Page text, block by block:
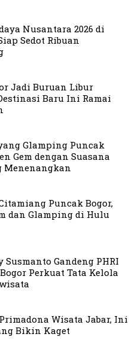
Nusantara 2026 di
Sedot Ribuan
Jadi Buruan Libur
Baru Ini Ramai
Glamping Puncak
Gem dengan Suasana
Menenangkan
Puncak Bogor,
dan Glamping di Hulu
Susmanto Gandeng PHRI
Perkuat Tata Kelola
Wisata Jabar, Ini
Bikin Kaget